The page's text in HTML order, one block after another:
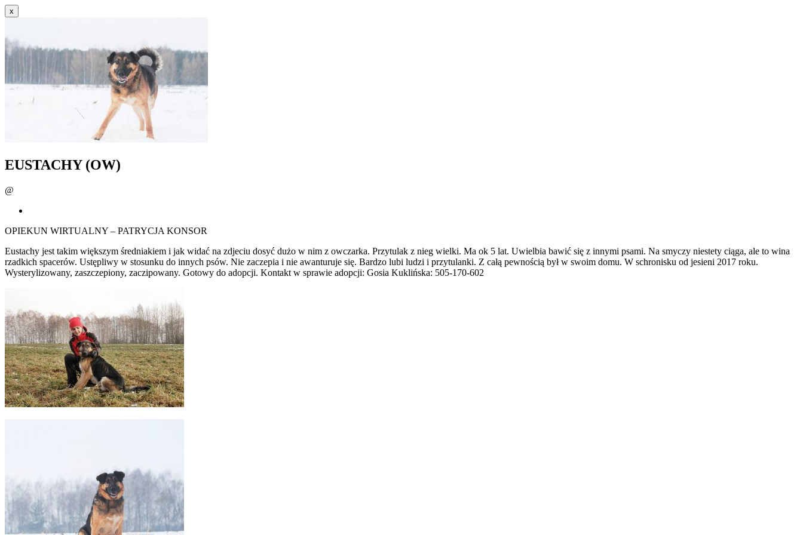
x
EUSTACHY (OW)
@
OPIEKUN WIRTUALNY – PATRYCJA KONSOR
Eustachy jest takim większym średniakiem i jak widać na zdjeciu dosyć dużo w nim z owczarka. Przytulak z nieg wielki. Ma ok 5 lat. Uwielbia bawić się z innymi psami. Na smyczy niestety ciąga, ale to wina
rzadkich spacerów. Ustępliwy w stosunku do innych psów. Nie zaczepia i nie awanturuje się. Bardzo lubi ludzi i przytulanki. Z całą pewnością był w swoim domu. W schronisku od jesieni 2017 roku.
Wysterylizowany, zaszczepiony, zaczipowany. Gotowy do adopcji. Kontakt w sprawie adopcji: Gosia Kuklińska: 505-170-602